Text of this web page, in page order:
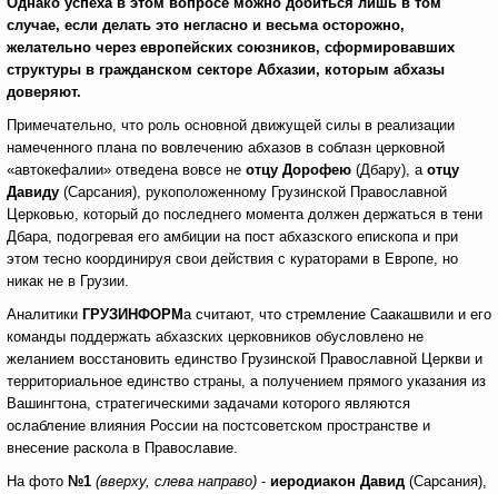
случае, если делать это негласно и весьма осторожно,
желательно через европейских союзников, сформировавших
структуры в гражданском секторе Абхазии, которым абхазы
доверяют.
Примечательно, что роль основной движущей силы в реализации
намеченного плана по вовлечению абхазов в соблазн церковной
«автокефалии» отведена вовсе не отцу Дорофею (Дбару), а отцу
Давиду (Сарсания), рукоположенному Грузинской Православной
Церковью, который до последнего момента должен держаться в тени
Дбара, подогревая его амбиции на пост абхазского епископа и при
этом тесно координируя свои действия с кураторами в Европе, но
никак не в Грузии.
Аналитики ГРУЗИНФОРМа считают, что стремление Саакашвили и его
команды поддержать абхазских церковников обусловлено не
желанием восстановить единство Грузинской Православной Церкви и
территориальное единство страны, а получением прямого указания из
Вашингтона, стратегическими задачами которого являются
ослабление влияния России на постсоветском пространстве и
внесение раскола в Православие.
На фото №1 (вверху, слева направо) - иеродиакон Давид (Сарсания),